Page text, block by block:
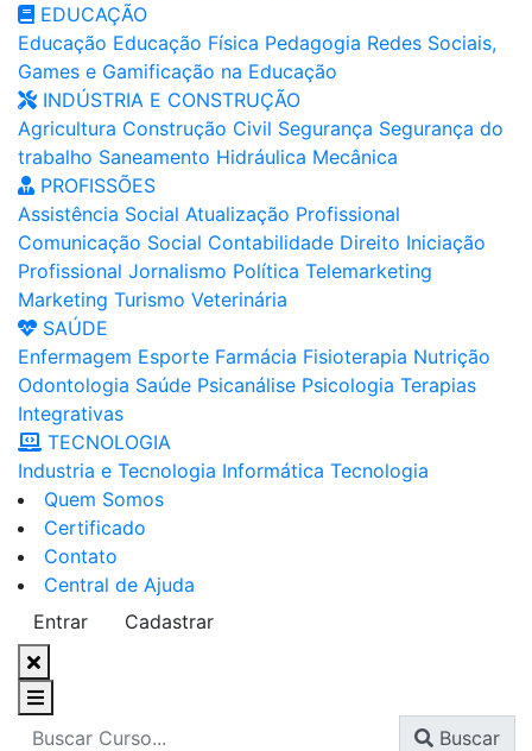
EDUCAÇÃO
Educação Educação Física Pedagogia Redes Sociais,
Games e Gamificação na Educação
INDÚSTRIA E CONSTRUÇÃO
Agricultura Construção Civil Segurança Segurança do
trabalho Saneamento Hidráulica Mecânica
PROFISSÕES
Assistência Social Atualização Profissional
Comunicação Social Contabilidade Direito Iniciação
Profissional Jornalismo Política Telemarketing
Marketing Turismo Veterinária
SAÚDE
Enfermagem Esporte Farmácia Fisioterapia Nutrição
Odontologia Saúde Psicanálise Psicologia Terapias
Integrativas
TECNOLOGIA
Industria e Tecnologia Informática Tecnologia
Quem Somos
Certificado
Contato
Central de Ajuda
Entrar
Cadastrar
Buscar